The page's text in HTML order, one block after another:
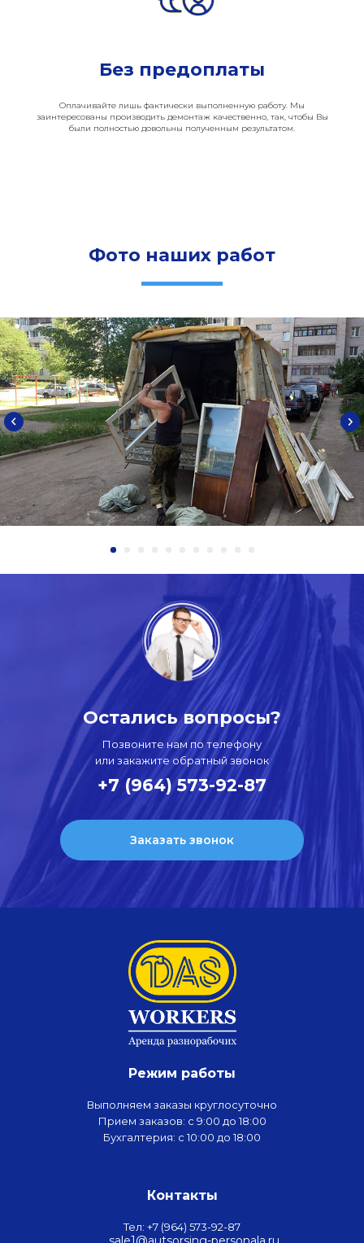
Без предоплаты
Оплачивайте лишь фактически выполненную работу. Мы
заинтересованы производить демонтаж качественно, так, чтобы Вы
были полностью довольны полученным результатом.
Фото наших работ
Остались вопросы?
Заказать звонок
Позвоните нам по телефону
или закажите обратный звонок
+7 (964) 573-92-87
Режим работы
Выполняем заказы круглосуточно
Прием заказов: с 9:00 до 18:00
Бухгалтерия: с 10:00 до 18:00
Контакты
Тел: +7 (964) 573-92-87